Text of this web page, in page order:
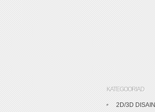
KATEGOORIAD
2D/3D DISAIN